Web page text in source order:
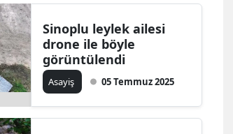
Sinoplu leylek ailesi
drone ile böyle
görüntülendi
Asayiş 05 Temmuz 2025